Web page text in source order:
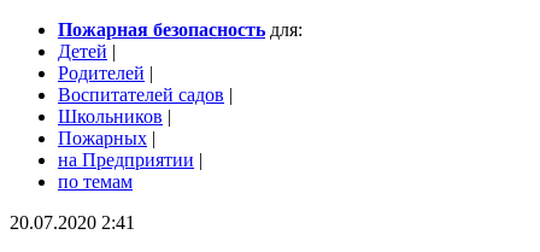
Пожарная безопасность для:
Детей |
Родителей |
Воспитателей садов |
Школьников |
Пожарных |
на Предприятии |
по темам
20.07.2020 2:41